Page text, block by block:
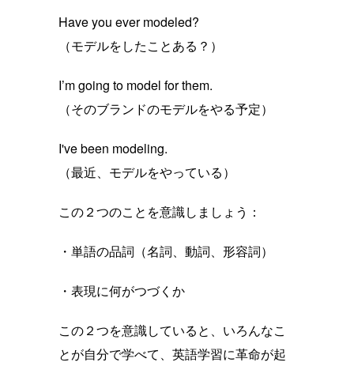
Have you ever modeled?
（モデルをしたことある？）
I’m going to model for them.
（そのブランドのモデルをやる予定）
I've been modeling.
（最近、モデルをやっている）
この２つのことを意識しましょう：
・単語の品詞（名詞、動詞、形容詞）
・表現に何がつづくか
この２つを意識していると、いろんなこ
とが自分で学べて、英語学習に革命が起